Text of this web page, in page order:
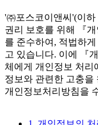
'㈜포스코이앤씨'(이
권리 보호를 위해 『
를 준수하여, 적법하
고 있습니다. 이에 『
체에게 개인정보 처리
정보와 관련한 고충을
개인정보처리방침을